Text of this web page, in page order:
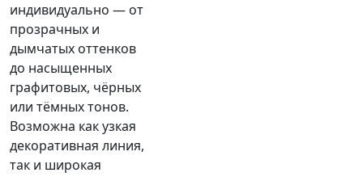
индивидуально — от
прозрачных и
дымчатых оттенков
до насыщенных
графитовых, чёрных
или тёмных тонов.
Возможна как узкая
декоративная линия,
так и широкая